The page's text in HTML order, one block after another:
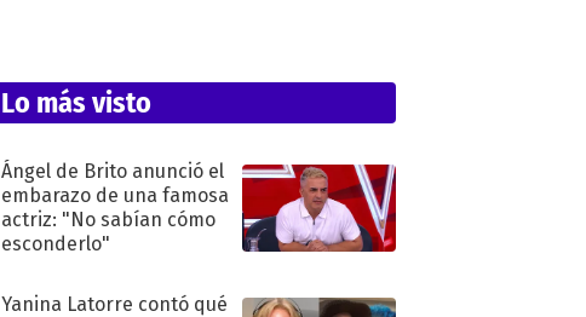
Lo más visto
Ángel de Brito anunció el
embarazo de una famosa
actriz: "No sabían cómo
esconderlo"
Yanina Latorre contó qué